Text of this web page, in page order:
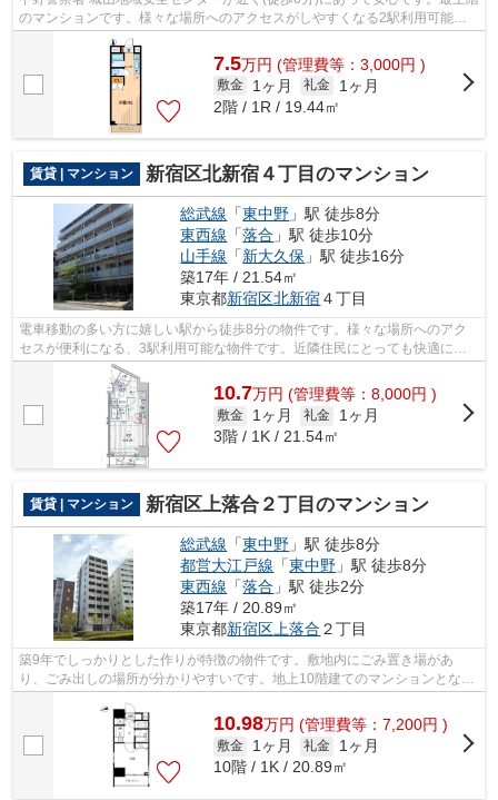
のマンションです。様々な場所へのアクセスがしやすくなる2駅利用可能な
物件です。当社スタッフが地域の賃貸...
7.5万円 (管理費等：3,000円 )
敷金 1ヶ月 礼金
1ヶ月
2階 / 1R / 19.44㎡
賃貸 | マンション 新宿区北新宿４丁目のマンション
総武線 「東中野 」駅 徒歩8分
東西線 「落合 」駅 徒歩10分
山手線 「新大久保 」駅 徒歩16分
築17年 / 21.54㎡
東京都新宿区北新宿４丁目
電車移動の多い方に嬉しい駅から徒歩8分の物件です。様々な場所へのアク
セスが便利になる、3駅利用可能な物件です。近隣住民にとっても快適にな
る敷地内ごみ置き場付きです。新宿区エ...
10.7万円 (管理費等：8,000円 )
敷金 1ヶ月 礼金
1ヶ月
3階 / 1K / 21.54㎡
賃貸 | マンション 新宿区上落合２丁目のマンション
総武線 「東中野 」駅 徒歩8分
都営大江戸線 「東中野 」駅 徒歩8分
東西線 「落合 」駅 徒歩2分
築17年 / 20.89㎡
東京都新宿区上落合 ２丁目
築9年でしっかりとした作りが特徴の物件です。敷地内にごみ置き場があ
り、ごみ出しの場所が分かりやすいです。地上10階建てのマンションとなっ
ております。初期費用のカード決済で、ポ...
10.98万円 (管理費等：7,200円 )
敷金 1ヶ月 礼金
1ヶ月
10階 / 1K / 20.89㎡